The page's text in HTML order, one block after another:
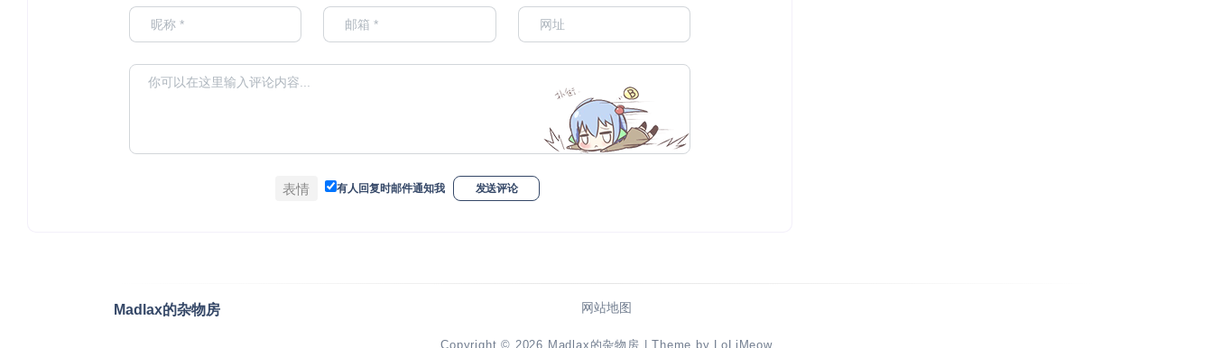
表情 有人回复时邮件通知我 发送评论
Madlax的杂物房 网站地图
Copyright © 2026 Madlax的杂物房 | Theme by LoLiMeow